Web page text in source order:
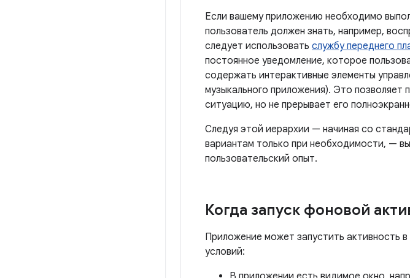
Если вашему приложению необходимо
пользователь должен знать, например,
следует использовать службу переднего
постоянное уведомление, которое
содержать интерактивные элементы
музыкального приложения). Это позволяет
ситуацию, но не прерывает его
Следуя этой иерархии — начиная со
вариантам только при необходимости, —
пользовательский опыт.
Когда запуск фоновой
Приложение может запустить активность
условий: